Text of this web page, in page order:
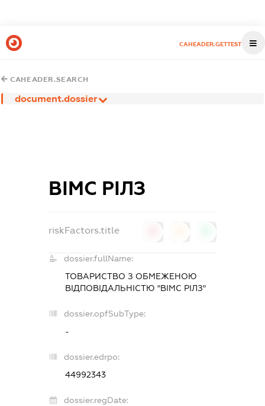
CAHEADER.GETTEST
CAHEADER.SEARCH
document.dossier
ВІМС РІЛЗ
riskFactors.title
dossier.fullName:
ТОВАРИСТВО З ОБМЕЖЕНОЮ
ВІДПОВІДАЛЬНІСТЮ "ВІМС РІЛЗ"
dossier.opfSubType:
-
dossier.edrpo:
44992343
dossier.regDate: